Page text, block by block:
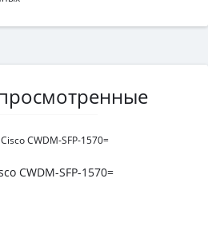
CWDM-SFP-1570=